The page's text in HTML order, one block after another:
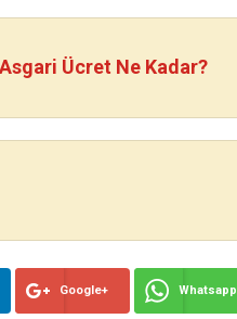
Ücret Ne Kadar?
Google+ Whatsapp